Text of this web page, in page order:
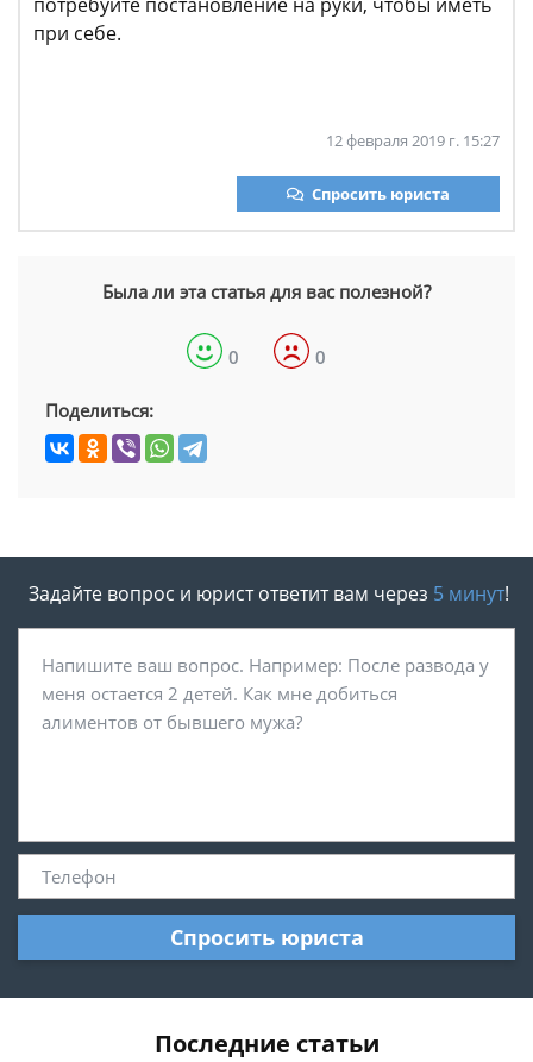
при себе.
12 февраля 2019 г. 15:27
Спросить юриста
Была ли эта статья для вас полезной?
0 0
Поделиться:
Задайте вопрос и юрист ответит вам через 5 минут!
Спросить юриста
Последние статьи